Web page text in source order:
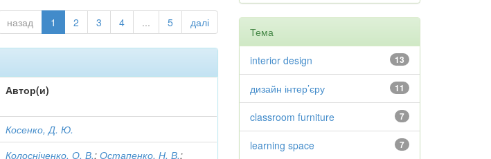
назад 1 2 3 4 ... 5 далі
Автор(и)
Косенко, Д. Ю.
Колосніченко, О. В.;Остапенко, Н. В.;
Тема
13
interior design
11
дизайн інтер’єру
7
classroom furniture
7
learning space